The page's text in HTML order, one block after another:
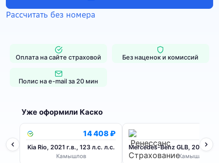
Оплата на сайте страховой Без наценок и комиссий
Полис на e-mail за 20 мин
Уже оформили Каско
14 408 ₽
Kia Rio, 2021 г.в., 123 л.с. л.с.
Камышлов
Mercedes-Benz GLB, 2020
Камышлов